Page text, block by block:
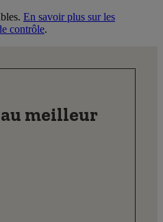
En savoir plus sur les
contrôle.
meilleur